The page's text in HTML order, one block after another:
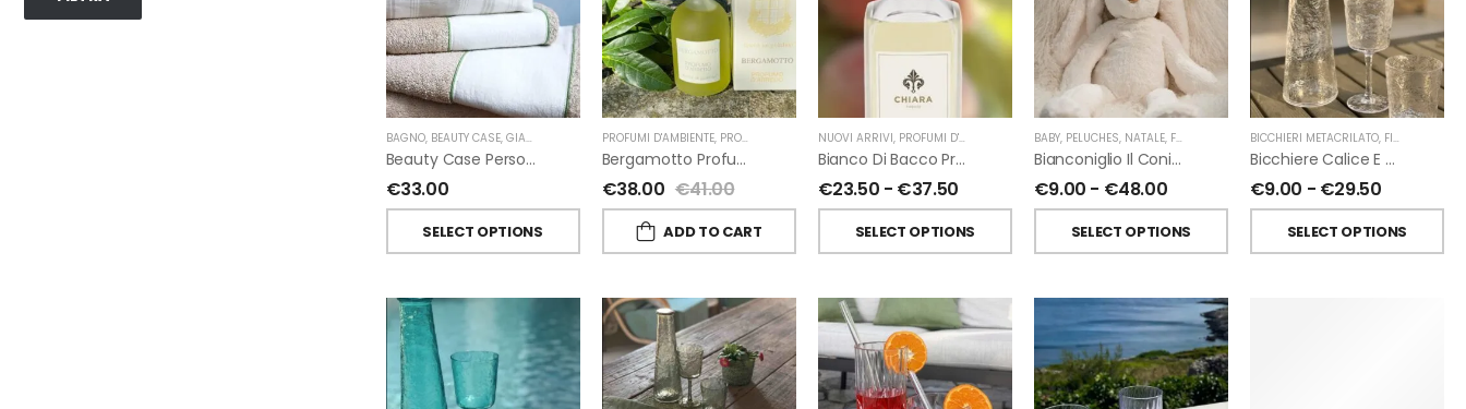
BAGNO, BEAUTY CASE, GIARDINO SEGRETO
Beauty Case Personalizzati In Lino Rigato Giardino Segreto
€33.00
SELECT OPTIONS
PROFUMI D'AMBIENTE, PROFUMI D'AMBIENTE FIORIRA' UN GIARDINO ,FIORIRA' UN GIARDINO
Bergamotto Profumo D’ambiente Di Fiorirà Un Giardino
€38.00 €41.00
ADD TO CART
NUOVI ARRIVI, PROFUMI D'AMBIENTE PROFUMATORI A BASTONCINI,CHIARA FIRENZE
Bianco Di Bacco Profumatori Per Ambiente A Bastoncini Di Chiara Firenze
€23.50 - €37.50
SELECT OPTIONS
BABY, PELUCHES, NATALE, FIORIRA' UN GIARDINO
Bianconiglio Il Coniglio Dalle Lunghe Orecchie H50 Cm Di Fiorirà Un Giardino
€9.00 - €48.00
SELECT OPTIONS
BICCHIERI METACRILATO, FIORIRA' UN GIARDINO
Bicchiere Calice E Bottiglia Metacrilati Effetto Martellato Trasparente Di Fiorirà Un Giardino
€9.00 - €29.50
SELECT OPTIONS